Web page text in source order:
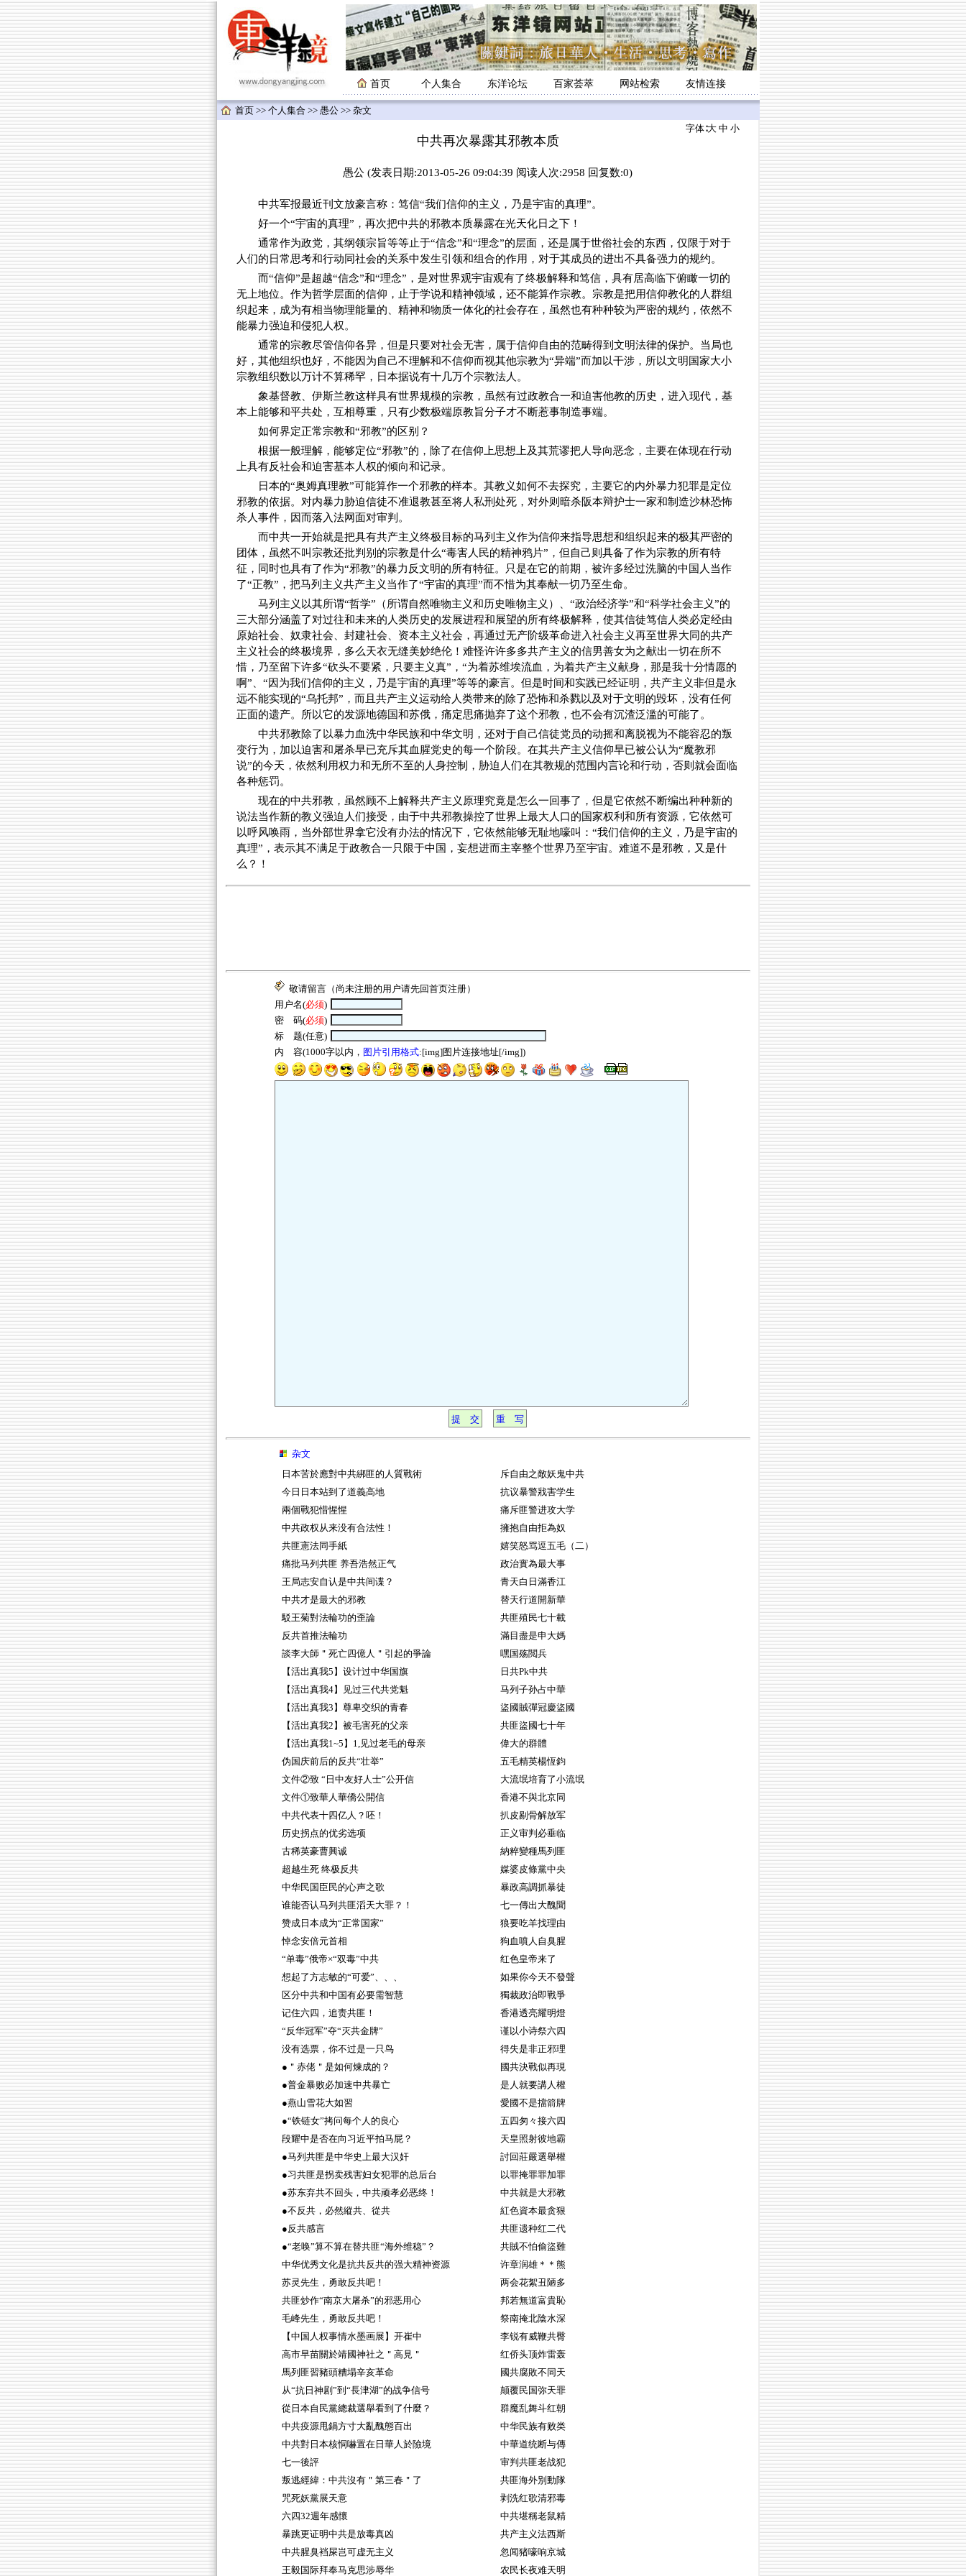
首页 个人集合 东洋论坛 百家荟萃 网站检索 友情连接
首页 >> 个人集合 >> 愚公 >> 杂文
字体∶大 中 小
中共再次暴露其邪教本质
愚公 (发表日期:2013-05-26 09:04:39 阅读人次:2958 回复数:0)
中共军报最近刊文放豪言称：笃信“我们信仰的主义，乃是宇宙的真理”。
好一个“宇宙的真理”，再次把中共的邪教本质暴露在光天化日之下！
通常作为政党，其纲领宗旨等等止于“信念”和“理念”的层面，还是属于世俗社会的东西，仅限于对于
人们的日常思考和行动同社会的关系中发生引领和组合的作用，对于其成员的进出不具备强力的规约。
而“信仰”是超越“信念”和“理念”，是对世界观宇宙观有了终极解释和笃信，具有居高临下俯瞰一切的
无上地位。作为哲学层面的信仰，止于学说和精神领域，还不能算作宗教。宗教是把用信仰教化的人群组
织起来，成为有相当物理能量的、精神和物质一体化的社会存在，虽然也有种种较为严密的规约，依然不
能暴力强迫和侵犯人权。
通常的宗教尽管信仰各异，但是只要对社会无害，属于信仰自由的范畴得到文明法律的保护。当局也
好，其他组织也好，不能因为自己不理解和不信仰而视其他宗教为“异端”而加以干涉，所以文明国家大小
宗教组织数以万计不算稀罕，日本据说有十几万个宗教法人。
象基督教、伊斯兰教这样具有世界规模的宗教，虽然有过政教合一和迫害他教的历史，进入现代，基
本上能够和平共处，互相尊重，只有少数极端原教旨分子才不断惹事制造事端。
如何界定正常宗教和“邪教”的区别？
根据一般理解，能够定位“邪教”的，除了在信仰上思想上及其荒谬把人导向恶念，主要在体现在行动
上具有反社会和迫害基本人权的倾向和记录。
日本的“奥姆真理教”可能算作一个邪教的样本。其教义如何不去探究，主要它的内外暴力犯罪是定位
邪教的依据。对内暴力胁迫信徒不准退教甚至将人私刑处死，对外则暗杀阪本辩护士一家和制造沙林恐怖
杀人事件，因而落入法网面对审判。
而中共一开始就是把具有共产主义终极目标的马列主义作为信仰来指导思想和组织起来的极其严密的
团体，虽然不叫宗教还批判别的宗教是什么“毒害人民的精神鸦片”，但自己则具备了作为宗教的所有特
征，同时也具有了作为“邪教”的暴力反文明的所有特征。只是在它的前期，被许多经过洗脑的中国人当作
了“正教”，把马列主义共产主义当作了“宇宙的真理”而不惜为其奉献一切乃至生命。
马列主义以其所谓“哲学”（所谓自然唯物主义和历史唯物主义）、“政治经济学”和“科学社会主义”的
三大部分涵盖了对过往和未来的人类历史的发展进程和展望的所有终极解释，使其信徒笃信人类必定经由
原始社会、奴隶社会、封建社会、资本主义社会，再通过无产阶级革命进入社会主义再至世界大同的共产
主义社会的终极境界，多么天衣无缝美妙绝伦！难怪许许多多共产主义的信男善女为之献出一切在所不
惜，乃至留下许多“砍头不要紧，只要主义真”，“为着苏维埃流血，为着共产主义献身，那是我十分情愿的
啊”、“因为我们信仰的主义，乃是宇宙的真理”等等的豪言。但是时间和实践已经证明，共产主义非但是永
远不能实现的“乌托邦”，而且共产主义运动给人类带来的除了恐怖和杀戮以及对于文明的毁坏，没有任何
正面的遗产。所以它的发源地德国和苏俄，痛定思痛抛弃了这个邪教，也不会有沉渣泛滥的可能了。
中共邪教除了以暴力血洗中华民族和中华文明，还对于自己信徒党员的动摇和离脱视为不能容忍的叛
变行为，加以迫害和屠杀早已充斥其血腥党史的每一个阶段。在其共产主义信仰早已被公认为“魔教邪
说”的今天，依然利用权力和无所不至的人身控制，胁迫人们在其教规的范围内言论和行动，否则就会面临
各种惩罚。
现在的中共邪教，虽然顾不上解释共产主义原理究竟是怎么一回事了，但是它依然不断编出种种新的
说法当作新的教义强迫人们接受，由于中共邪教操控了世界上最大人口的国家权利和所有资源，它依然可
以呼风唤雨，当外部世界拿它没有办法的情况下，它依然能够无耻地嚎叫：“我们信仰的主义，乃是宇宙的
真理”，表示其不满足于政教合一只限于中国，妄想进而主宰整个世界乃至宇宙。难道不是邪教，又是什
么？！
敬请留言（尚未注册的用户请先回首页注册）
用户名(必须)
密 码(必须)
标 题(任意)
内 容(1000字以内， 图片引用格式:[img]图片连接地址[/img])
杂文
日本苦於應對中共綁匪的人質戰術
今日日本站到了道義高地
兩個戰犯惜惺惺
中共政权从来没有合法性！
共匪憲法同手紙
痛批马列共匪 养吾浩然正气
王局志安自认是中共间谍？
中共才是最大的邪教
駁王菊對法輪功的歪論
反共首推法輪功
談李大師＂死亡四億人＂引起的爭論
【活出真我5】设计过中华国旗
【活出真我4】见过三代共党魁
【活出真我3】尊卑交织的青春
【活出真我2】被毛害死的父亲
【活出真我1~5】1,见过老毛的母亲
伪国庆前后的反共“壮举”
文件②致 “日中友好人士”公开信
文件①致華人華僑公開信
中共代表十四亿人？呸！
历史拐点的优劣选项
古稀英豪曹興诚
超越生死 终极反共
中华民国臣民的心声之歌
谁能否认马列共匪滔天大罪？！
赞成日本成为“正常国家”
悼念安倍元首相
“单毒”俄帝×“双毒”中共
想起了方志敏的“可爱”、、、
区分中共和中国有必要需智慧
记住六四，追责共匪！
“反华冠军”夺“灭共金牌”
没有选票，你不过是一只鸟
●＂赤佬＂是如何煉成的？
●普金暴败必加速中共暴亡
●燕山雪花大如習
●“铁链女”拷问每个人的良心
段耀中是否在向习近平拍马屁？
●马列共匪是中华史上最大汉奸
●习共匪是拐卖残害妇女犯罪的总后台
●苏东弃共不回头，中共顽孝必恶终！
●不反共，必然縱共、從共
●反共感言
●“老唤”算不算在替共匪“海外维稳”？
中华优秀文化是抗共反共的强大精神资源
苏灵先生，勇敢反共吧！
共匪炒作“南京大屠杀”的邪恶用心
毛峰先生，勇敢反共吧！
【中国人权事情水墨画展】开崔中
高市早苗關於靖國神社之＂高見＂
馬列匪習豬頭糟塌辛亥革命
从“抗日神剧”到“長津湖”的战争信号
從日本自民黨總裁選舉看到了什麼？
中共疫源甩鍋方寸大亂醜態百出
中共對日本核恫嚇置在日華人於險境
七一後評
叛逃經緯：中共沒有＂第三春＂了
咒死妖黨展天意
六四32週年感懷
暴跳更证明中共是放毒真凶
中共腥臭裆屎岂可虚无主义
王毅国际拜奉马克思涉辱华
斥自由之敵妖鬼中共
抗议暴警戕害学生
痛斥匪警进攻大学
擁抱自由拒為奴
嬉笑怒骂逗五毛（二）
政治實為最大事
青天白日滿香江
替天行道開新華
共匪殖民七十載
滿目盡是申大媽
嘿国殇閲兵
日共Pk中共
马列子孙占中華
盜國賊彈冠慶盜國
共匪盜國七十年
偉大的群體
五毛精英楊恆鈞
大流氓培育了小流氓
香港不與北京同
扒皮剔骨解放军
正义审判必垂临
納粹變種馬列匪
媒婆皮條黨中央
暴政高調抓暴徒
七一傳出大醜聞
狼要吃羊找理由
狗血噴人自臭腥
红色皇帝来了
如果你今天不發聲
獨裁政治即戰爭
香港透亮耀明燈
谨以小诗祭六四
得失是非正邪理
國共決戰似再現
是人就要講人權
愛國不是擋箭牌
五四匆々接六四
天皇照射彼地霸
討回莊嚴選舉權
以罪掩罪罪加罪
中共就是大邪教
紅色資本最贪狠
共匪遗种红二代
共賊不怕偷盜難
许章润雄＊＊熊
两会花絮丑陋多
邦若無道富貴恥
祭南掩北陰水深
李锐有威鞭共臀
红侨头顶炸雷轰
國共腐敗不同天
颠覆民国弥天罪
群魔乱舞斗红朝
中华民族有败类
中華道统断与傳
审判共匪老战犯
共匪海外別動隊
剥洗红歌清邪毒
中共堪稱老鼠精
共产主义法西斯
忽闻猪嚎响京城
农民长夜难天明